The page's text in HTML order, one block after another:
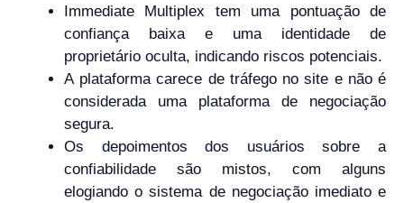
Immediate Multiplex tem uma pontuação de
confiança baixa e uma identidade de
proprietário oculta, indicando riscos potenciais.
A plataforma carece de tráfego no site e não é
considerada uma plataforma de negociação
segura.
Os depoimentos dos usuários sobre a
confiabilidade são mistos, com alguns
elogiando o sistema de negociação imediato e